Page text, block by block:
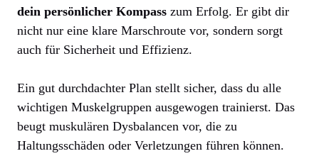
dein persönlicher Kompass zum Erfolg. Er gibt dir
nicht nur eine klare Marschroute vor, sondern sorgt
auch für Sicherheit und Effizienz.
Ein gut durchdachter Plan stellt sicher, dass du alle
wichtigen Muskelgruppen ausgewogen trainierst. Das
beugt muskulären Dysbalancen vor, die zu
Haltungsschäden oder Verletzungen führen können.